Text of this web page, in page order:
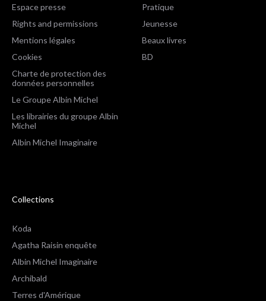
Espace presse
Rights and permissions
Mentions légales
Cookies
Charte de protection des
données personnelles
Le Groupe Albin Michel
Les librairies du groupe Albin
Michel
Albin Michel Imaginaire
Pratique
Jeunesse
Beaux livres
BD
Collections
Koda
Agatha Raisin enquête
Albin Michel Imaginaire
Archibald
Terres d'Amérique